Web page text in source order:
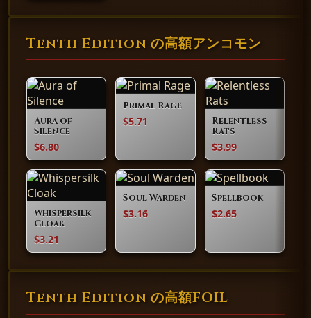
Tenth Edition の高額アンコモン
Aura of
Silence
$6.80
Primal Rage
$5.71
Relentless
Rats
$3.99
Whispersilk
Cloak
$3.21
Soul Warden
$3.16
Spellbook
$2.65
Tenth Edition の高額FOIL